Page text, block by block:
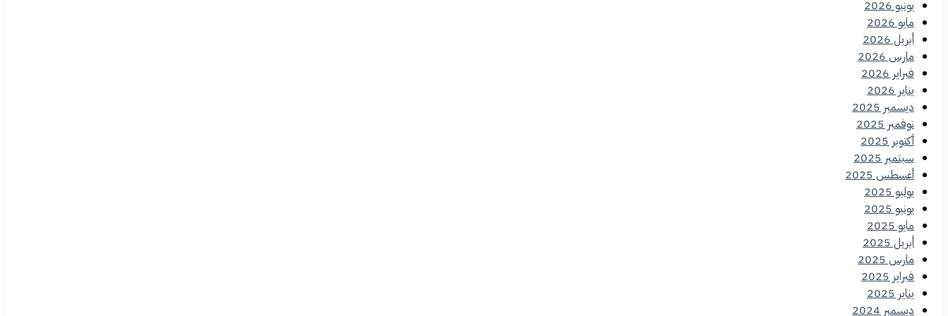
يونيو 2026
مايو 2026
أبريل 2026
مارس 2026
فبراير 2026
يناير 2026
ديسمبر 2025
نوفمبر 2025
أكتوبر 2025
سبتمبر 2025
أغسطس 2025
يوليو 2025
يونيو 2025
مايو 2025
أبريل 2025
مارس 2025
فبراير 2025
يناير 2025
ديسمبر 2024